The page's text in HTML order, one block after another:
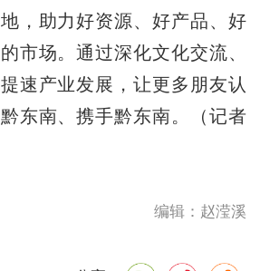
，助力好资源、好产品、好
市场。通过深化文化交流、
速产业发展，让更多朋友认
东南、携手黔东南。（记者
编辑：赵滢溪